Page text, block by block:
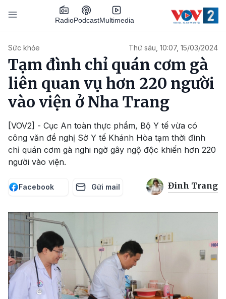
Nhảy đến nội dung
RadioPodcastMultimedia
Sức khỏe Thứ sáu, 10:07, 15/03/2024
Tạm đình chỉ quán cơm gà
liên quan vụ hơn 220 người
vào viện ở Nha Trang
[VOV2] - Cục An toàn thực phẩm, Bộ Y tế vừa có
công văn đề nghị Sở Y tế Khánh Hòa tạm thời đình
chỉ quán cơm gà nghi ngờ gây ngộ độc khiến hơn 220
người vào viện.
Facebook Gửi mail Đinh Trang